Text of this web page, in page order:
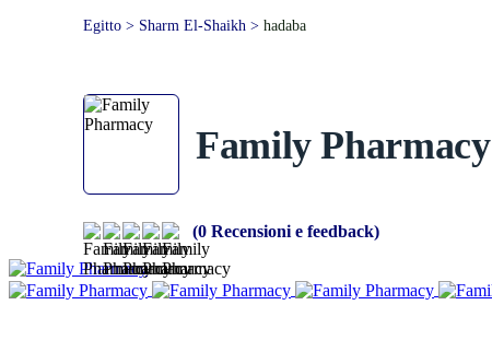
Egitto > Sharm El-Shaikh > hadaba
Family Pharmacy
(0 Recensioni e feedback)